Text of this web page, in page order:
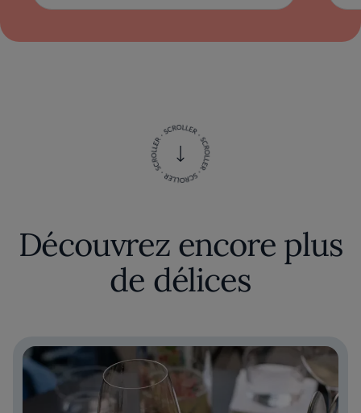
Découvrez encore plus
de délices